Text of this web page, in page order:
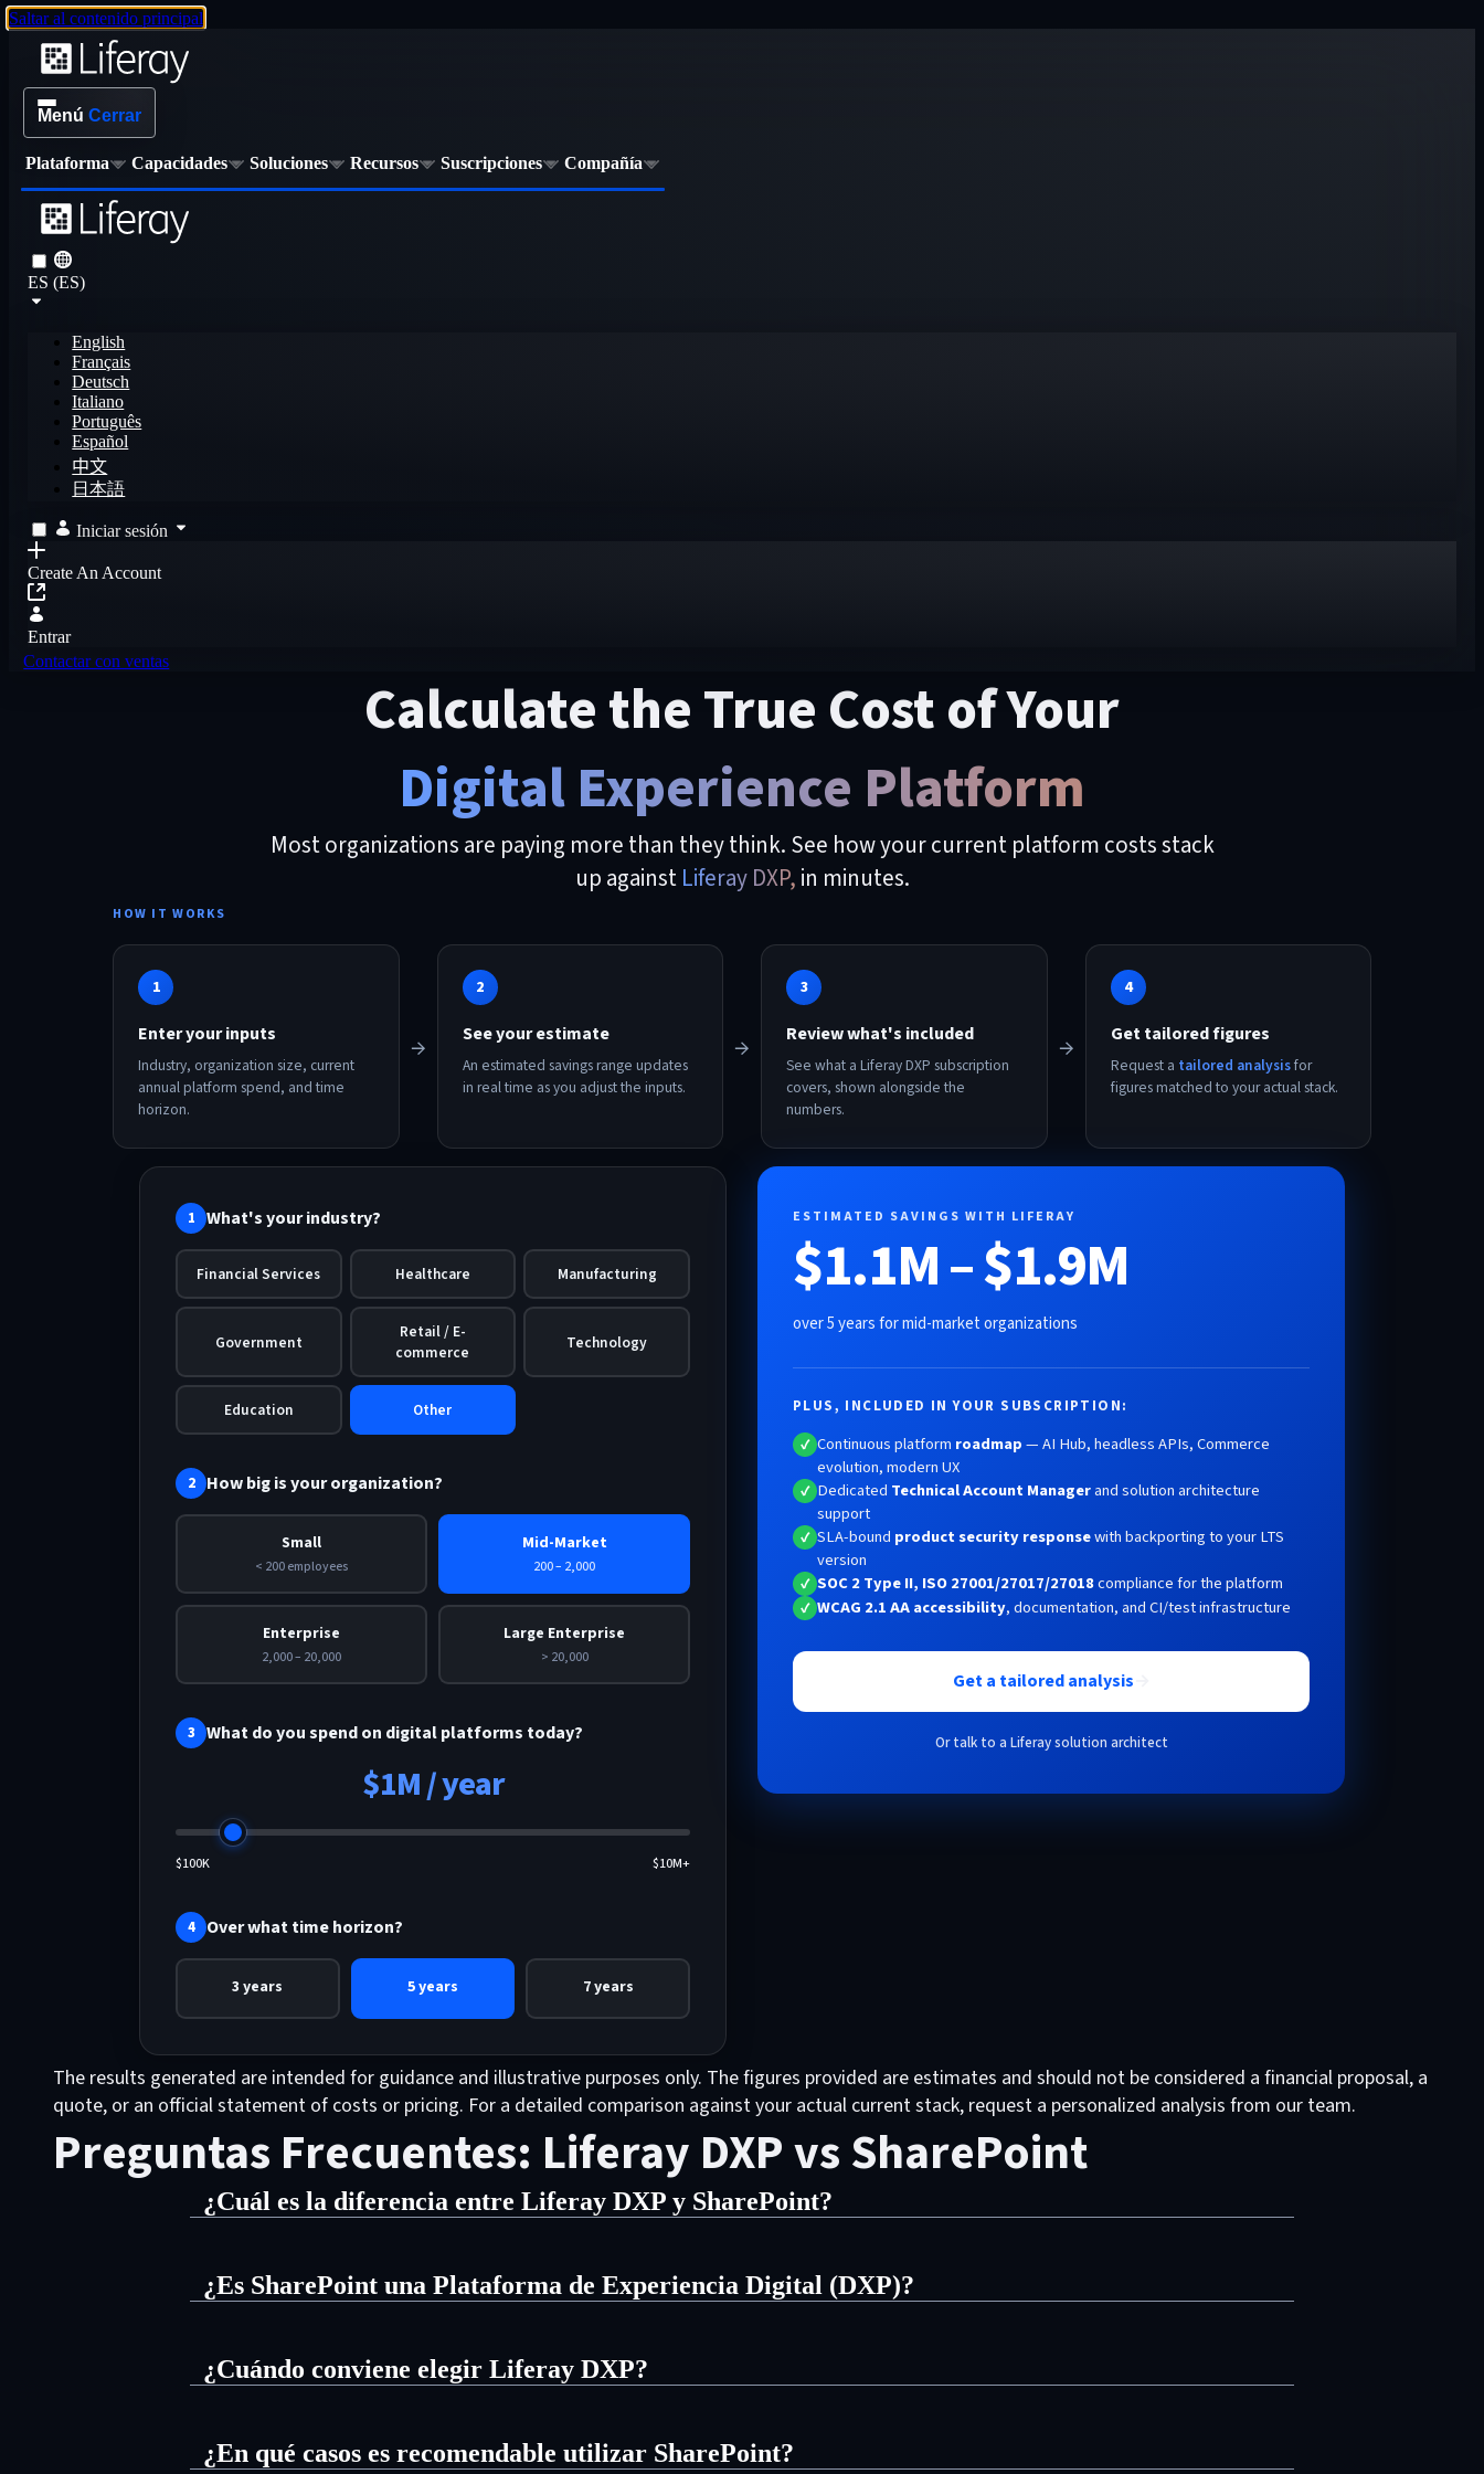
Saltar al contenido principal
Menú Cerrar
Plataforma Capacidades Soluciones Recursos Suscripciones Compañía
ES (ES)
English
Français
Deutsch
Italiano
Português
Español
中文
日本語
Iniciar sesión
Create An Account
Entrar
Contactar con ventas
Calculate the True Cost of Your
Digital Experience Platform
Most organizations are paying more than they think. See how your current platform costs stack
up against Liferay DXP, in minutes.
HOW IT WORKS
1
Enter your inputs
Industry, organization size, current
annual platform spend, and time
horizon.
→
2
See your estimate
An estimated savings range updates
in real time as you adjust the inputs.
→
3
Review what's included
See what a Liferay DXP subscription
covers, shown alongside the
numbers.
→
4
Get tailored figures
Request a tailored analysisfor
figures matched to your actual stack.
1 What's your industry?
Financial Services Healthcare Manufacturing
Government
Retail / E-
commerce
Technology
Education Other
2 How big is your organization?
Small
< 200 employees
Mid-Market
200 – 2,000
Enterprise
2,000 – 20,000
Large Enterprise
> 20,000
3 What do you spend on digital platforms today?
$1M / year
$100K $10M+
4 Over what time horizon?
3 years 5 years 7 years
ESTIMATED SAVINGS WITH LIFERAY
$1.1M – $1.9M
over 5 years for mid-market organizations
PLUS, INCLUDED IN YOUR SUBSCRIPTION:
✓ Continuous platform roadmap— AI Hub, headless APIs, Commerce
evolution, modern UX
✓ Dedicated Technical Account Managerand solution architecture
support
✓ SLA-bound product security responsewith backporting to your LTS
version
✓ SOC 2 Type II, ISO 27001/27017/27018compliance for the platform
✓ WCAG 2.1 AA accessibility, documentation, and CI/test infrastructure
Get a tailored analysis
Or talk to a Liferay solution architect
The results generated are intended for guidance and illustrative purposes only. The figures provided are estimates and should not be considered a financial proposal, a
quote, or an official statement of costs or pricing. For a detailed comparison against your actual current stack, request a personalized analysis from our team.
Preguntas Frecuentes: Liferay DXP vs SharePoint
¿Cuál es la diferencia entre Liferay DXP y SharePoint?
colaboración y gestión de documentos basada en la web que se utiliza para almacenar, organizar, compartir y acceder a la
información de forma segura.
Liferay DXP es una Plataforma de Experiencia Digital (DXP) diseñada para dar soporte a intranets, portales de clientes, portales de
partners, sitios web públicos y experiencias dirigidas a múltiples públicos, todo ello dentro de una única plataforma.
¿Es SharePoint una Plataforma de Experiencia Digital (DXP)?
gestión de documentos, la colaboración en contenidos y la comunicación interna dentro de Microsoft 365.
¿Cuándo conviene elegir Liferay DXP?
¿En qué casos es recomendable utilizar SharePoint?